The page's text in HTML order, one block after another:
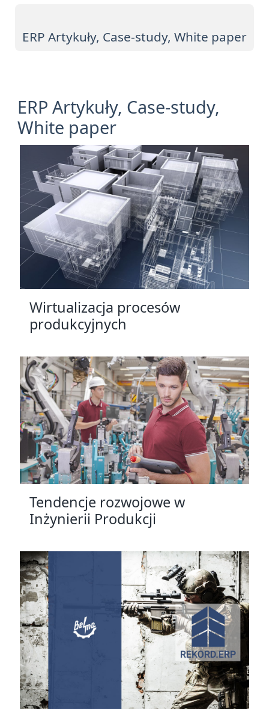
ERP Artykuły, Case-study, White paper
ERP Artykuły, Case-study,
White paper
Wirtualizacja procesów
produkcyjnych
Tendencje rozwojowe w
Inżynierii Produkcji